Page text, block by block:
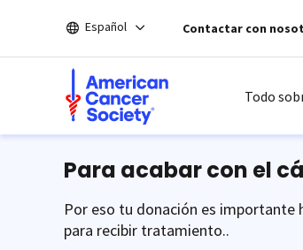
el
Español Contactar con
Todo
Para acabar con el
Por eso tu donación es importante
para recibir tratamiento..